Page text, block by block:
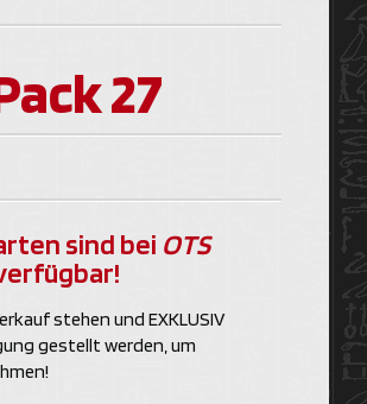
27
sind bei OTS
stehen und EXKLUSIV
gestellt werden, um